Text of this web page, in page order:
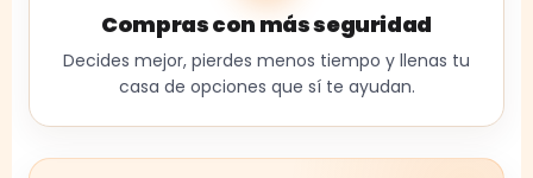
Compras con más seguridad
Decides mejor, pierdes menos tiempo y llenas tu
casa de opciones que sí te ayudan.